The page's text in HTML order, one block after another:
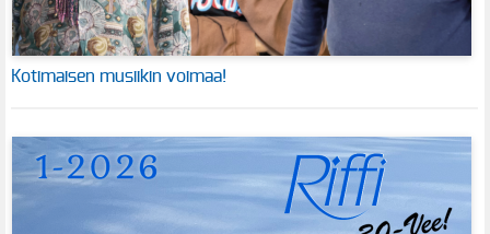
Kotimaisen musiikin voimaa!